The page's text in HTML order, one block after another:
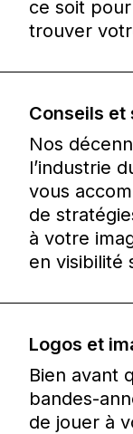
ce soit
trouver
Conseils et
Nos
l’industrie
vous
de
à votre
en visibilité
Logos et
Bien avant
bandes-
de jouer à